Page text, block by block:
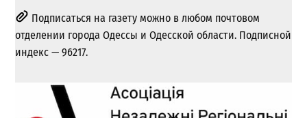
Подписаться на газету можно в любом почтовом
отделении города Одессы и Одесской области. Подписной
индекс — 96217.